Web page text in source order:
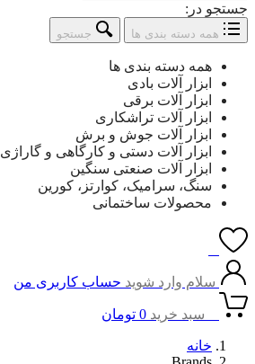
جستجو در:
همه دسته بندی ها جستجو
همه دسته بندی ها
ابزار آلات بادی
ابزار آلات برقی
ابزار آلات تراشکاری
ابزار آلات جوش و برش
ابزار آلات دستی و کارگاهی و گاراژی
ابزار آلات صنعتی سنگین
سنگ، سرامیک، کوارتز، کورین
محصولات ساختمانی
سلام وارد شوید حساب کاربری من
سبد خرید 0 تومان
خانه